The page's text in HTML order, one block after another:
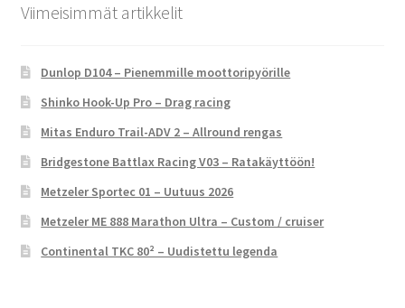
Viimeisimmät artikkelit
Dunlop D104 – Pienemmille moottoripyörille
Shinko Hook-Up Pro – Drag racing
Mitas Enduro Trail-ADV 2 – Allround rengas
Bridgestone Battlax Racing V03 – Ratakäyttöön!
Metzeler Sportec 01 – Uutuus 2026
Metzeler ME 888 Marathon Ultra – Custom / cruiser
Continental TKC 80² – Uudistettu legenda